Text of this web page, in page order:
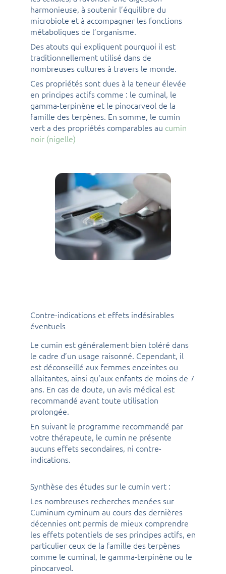
harmonieuse, à soutenir l’équilibre du
microbiote et à accompagner les fonctions
métaboliques de l’organisme.
Des atouts qui expliquent pourquoi il est
traditionnellement utilisé dans de
nombreuses cultures à travers le monde.
Ces propriétés sont dues à la teneur élevée
en principes actifs comme : le cuminal, le
gamma-terpinène et le pinocarveol de la
famille des terpènes. En somme, le cumin
vert a des propriétés comparables au cumin
noir (nigelle)
Contre-indications et effets indésirables
éventuels
Le cumin est généralement bien toléré dans
le cadre d’un usage raisonné. Cependant, il
est déconseillé aux femmes enceintes ou
allaitantes, ainsi qu’aux enfants de moins de 7
ans. En cas de doute, un avis médical est
recommandé avant toute utilisation
prolongée.
En suivant le programme recommandé par
votre thérapeute, le cumin ne présente
aucuns effets secondaires, ni contre-
indications.
Synthèse des études sur le cumin vert :
Les nombreuses recherches menées sur
Cuminum cyminum au cours des dernières
décennies ont permis de mieux comprendre
les effets potentiels de ses principes actifs, en
particulier ceux de la famille des terpènes
comme le cuminal, le gamma-terpinène ou le
pinocarveol.